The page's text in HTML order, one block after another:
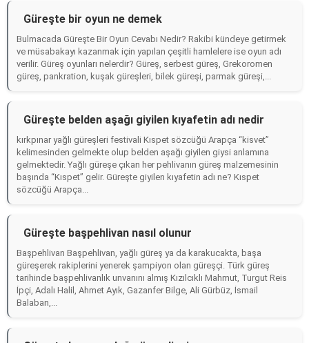
Güreşte bir oyun ne demek
Bulmacada Güreşte Bir Oyun Cevabı Nedir? Rakibi kündeye getirmek
ve müsabakayı kazanmak için yapılan çeşitli hamlelere ise oyun adı
verilir. Güreş oyunları nelerdir? Güreş, serbest güreş, Grekoromen
güreş, pankration, kuşak güreşleri, bilek güreşi, parmak güreşi,...
Güreşte belden aşağı giyilen kıyafetin adı nedir
kırkpınar yağlı güreşleri festivali Kıspet sözcüğü Arapça “kisvet”
kelimesinden gelmekte olup belden aşağı giyilen giysi anlamına
gelmektedir. Yağlı güreşe çıkan her pehlivanın güreş malzemesinin
başında “Kıspet” gelir. Güreşte giyilen kıyafetin adı ne? Kıspet
sözcüğü Arapça...
Güreşte başpehlivan nasıl olunur
Başpehlivan Başpehlivan, yağlı güreş ya da karakucakta, başa
güreşerek rakiplerini yenerek şampiyon olan güreşçi. Türk güreş
tarihinde başpehlivanlık unvanını almış Kızılcıklı Mahmut, Turgut Reis
İpçi, Adalı Halil, Ahmet Ayık, Gazanfer Bilge, Ali Gürbüz, İsmail
Balaban,...